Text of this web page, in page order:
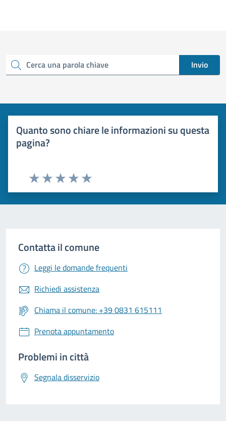
Cerca una parola chiave Invio
Quanto sono chiare le informazioni su questa
pagina?
Valuta 5 stelle su 5
Valuta 4 stelle su 5
Valuta 3 stelle su 5
Valuta 2 stelle su 5
Valuta 1 stelle su 5
Contatta il comune
Leggi le domande frequenti
Richiedi assistenza
Chiama il comune: +39 0831 615111
Prenota appuntamento
Problemi in città
Segnala disservizio